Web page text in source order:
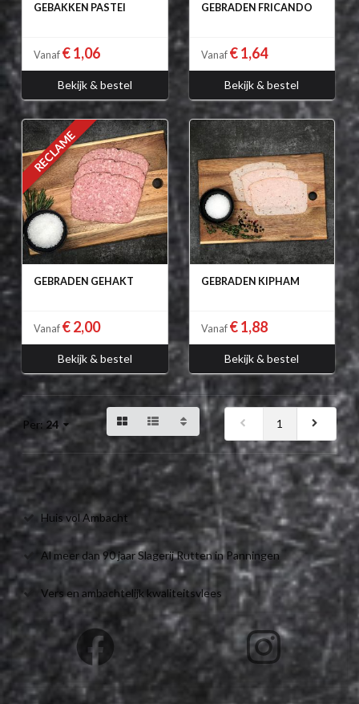
GEBAKKEN PASTEI
Vanaf € 1,06
Bekijk & bestel
GEBRADEN FRICANDO
Vanaf € 1,64
Bekijk & bestel
RECLAME
GEBRADEN GEHAKT
Vanaf € 2,00
Bekijk & bestel
GEBRADEN KIPHAM
Vanaf € 1,88
Bekijk & bestel
Per: 24 1
Huis vol Ambacht
Al meer dan 90 jaar Slagerij Rutten in Panningen
Vers en ambachtelijk kwaliteitsvlees